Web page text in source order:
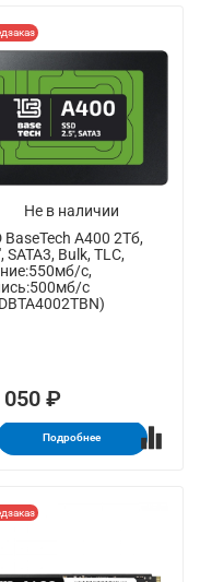
Не в наличии
BaseTech A400 2Тб,
SATA3, Bulk, TLC,
с,
с
050 ₽
Подробнее